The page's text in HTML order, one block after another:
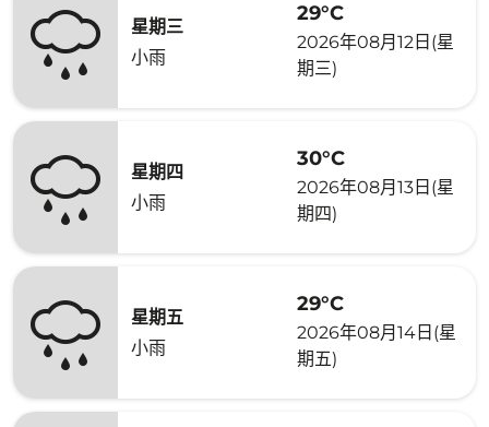
星期三
小雨
29°C
2026年08月12日(星
期三)
星期四
小雨
30°C
2026年08月13日(星
期四)
星期五
小雨
29°C
2026年08月14日(星
期五)